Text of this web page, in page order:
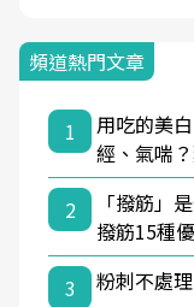
頻道熱門文章
1
用吃的美
經、氣喘
2
「撥筋」
撥筋15種
3
粉刺不處